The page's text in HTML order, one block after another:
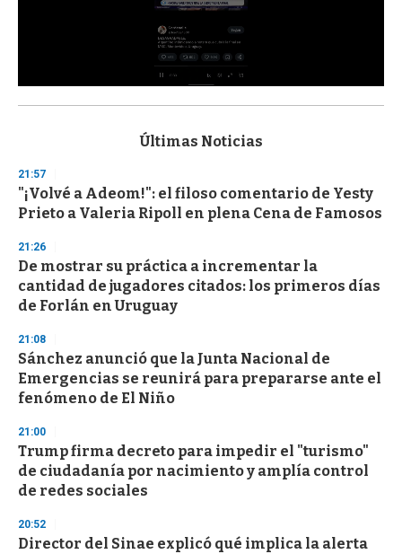
s
d
s
o
f
3
s
c
o
d
s
Últimas Noticias
21:57
"¡Volvé a Adeom!": el filoso comentario de Yesty
Prieto a Valeria Ripoll en plena Cena de Famosos
21:26
De mostrar su práctica a incrementar la
cantidad de jugadores citados: los primeros días
de Forlán en Uruguay
21:08
Sánchez anunció que la Junta Nacional de
Emergencias se reunirá para prepararse ante el
fenómeno de El Niño
21:00
Trump firma decreto para impedir el "turismo"
de ciudadanía por nacimiento y amplía control
de redes sociales
20:52
Director del Sinae explicó qué implica la alerta